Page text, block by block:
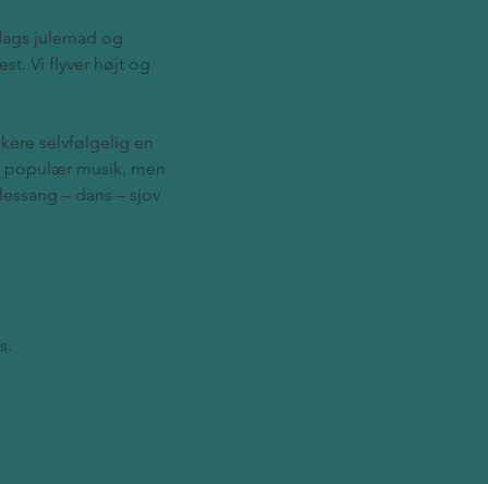
julemad og
Vi flyver højt og
selvfølgelig en
musik, men
– dans – sjov